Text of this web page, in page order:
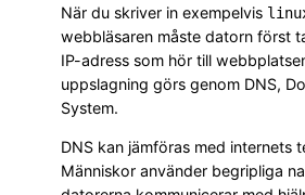
När du skriver in exempelvis
webbläsaren måste datorn först
IP-adress som hör till
uppslagning görs genom DNS,
System.
DNS kan jämföras med internets
Människor använder begripliga